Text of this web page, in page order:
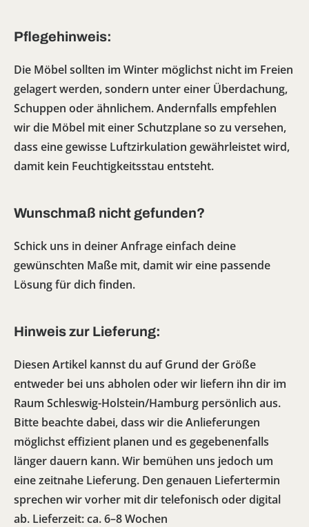
Pflegehinweis:
Die Möbel sollten im Winter möglichst nicht im Freien
gelagert werden, sondern unter einer Überdachung,
Schuppen oder ähnlichem. Andernfalls empfehlen
wir die Möbel mit einer Schutzplane so zu versehen,
dass eine gewisse Luftzirkulation gewährleistet wird,
damit kein Feuchtigkeitsstau entsteht.
Wunschmaß nicht gefunden?
Schick uns in deiner Anfrage einfach deine
gewünschten Maße mit, damit wir eine passende
Lösung für dich finden.
Hinweis zur Lieferung:
Diesen Artikel kannst du auf Grund der Größe
entweder bei uns abholen oder wir liefern ihn dir im
Raum Schleswig-Holstein/Hamburg persönlich aus.
Bitte beachte dabei, dass wir die Anlieferungen
möglichst effizient planen und es gegebenenfalls
länger dauern kann. Wir bemühen uns jedoch um
eine zeitnahe Lieferung. Den genauen Liefertermin
sprechen wir vorher mit dir telefonisch oder digital
ab. Lieferzeit: ca. 6–8 Wochen